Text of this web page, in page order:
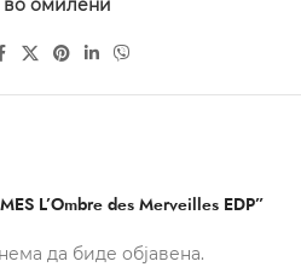
во омилени
L’Ombre des Merveilles EDP”
да биде објавена.